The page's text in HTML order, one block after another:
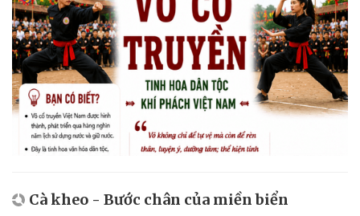
Cà kheo - Bước chân của miền biển